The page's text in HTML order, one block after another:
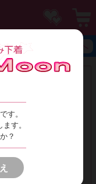
SHOPへ
す。
す。
？